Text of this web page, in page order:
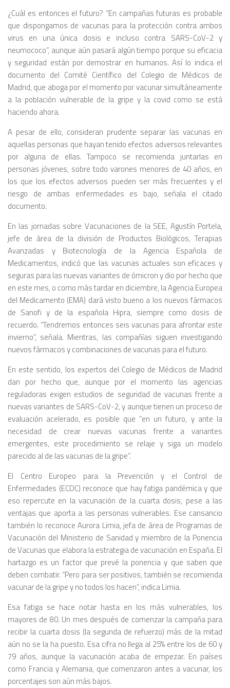
¿Cuál es entonces el futuro? “En campañas futuras es probable
que dispongamos de vacunas para la protección contra ambos
virus en una única dosis e incluso contra SARS-CoV-2 y
neumococo”, aunque aún pasará algún tiempo porque su eficacia
y seguridad están por demostrar en humanos. Así lo indica el
documento del Comité Científico del Colegio de Médicos de
Madrid, que aboga por el momento por vacunar simultáneamente
a la población vulnerable de la gripe y la covid como se está
haciendo ahora.
A pesar de ello, consideran prudente separar las vacunas en
aquellas personas que hayan tenido efectos adversos relevantes
por alguna de ellas. Tampoco se recomienda juntarlas en
personas jóvenes, sobre todo varones menores de 40 años, en
los que los efectos adversos pueden ser más frecuentes y el
riesgo de ambas enfermedades es bajo, señala el citado
documento.
En las jornadas sobre Vacunaciones de la SEE, Agustín Portela,
jefe de área de la división de Productos Biológicos, Terapias
Avanzadas y Biotecnología de la Agencia Española de
Medicamentos, indicó que las vacunas actuales son eficaces y
seguras para las nuevas variantes de ómicron y dio por hecho que
en este mes, o como más tardar en diciembre, la Agencia Europea
del Medicamento (EMA) dará visto bueno a los nuevos fármacos
de Sanofi y de la española Hipra, siempre como dosis de
recuerdo. “Tendremos entonces seis vacunas para afrontar este
invierno”, señala. Mientras, las compañías siguen investigando
nuevos fármacos y combinaciones de vacunas para el futuro.
En este sentido, los expertos del Colegio de Médicos de Madrid
dan por hecho que, aunque por el momento las agencias
reguladoras exigen estudios de seguridad de vacunas frente a
nuevas variantes de SARS-CoV-2, y aunque tienen un proceso de
evaluación acelerado, es posible que “en un futuro, y ante la
necesidad de crear nuevas vacunas frente a variantes
emergentes, este procedimiento se relaje y siga un modelo
parecido al de las vacunas de la gripe”.
El Centro Europeo para la Prevención y el Control de
Enfermedades (ECDC) reconoce que hay fatiga pandémica y que
eso repercute en la vacunación de la cuarta dosis, pese a las
ventajas que aporta a las personas vulnerables. Ese cansancio
también lo reconoce Aurora Limia, jefa de área de Programas de
Vacunación del Ministerio de Sanidad y miembro de la Ponencia
de Vacunas que elabora la estrategia de vacunación en España. El
hartazgo es un factor que prevé la ponencia y que saben que
deben combatir. “Pero para ser positivos, también se recomienda
vacunar de la gripe y no todos los hacen”, indica Limia.
Esa fatiga se hace notar hasta en los más vulnerables, los
mayores de 80. Un mes después de comenzar la campaña para
recibir la cuarta dosis (la segunda de refuerzo) más de la mitad
aún no se la ha puesto. Esa cifra no llega al 25% entre los de 60 y
79 años, aunque la vacunación acaba de empezar. En países
como Francia y Alemania, que comenzaron antes a vacunar, los
porcentajes son aún más bajos.